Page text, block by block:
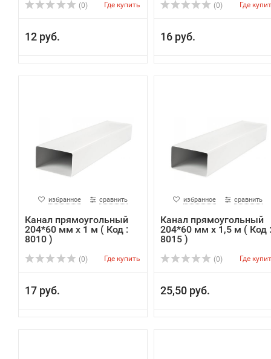
(0) Где купить
12 руб.
(0) Где
16 руб.
избранное сравнить
Канал прямоугольный
204*60 мм х 1 м ( Код :
8010 )
(0) Где купить
17 руб.
избранное сравнить
Канал прямоугольный
204*60 мм х 1,5 м ( Код :
8015 )
(0) Где
25,50 руб.